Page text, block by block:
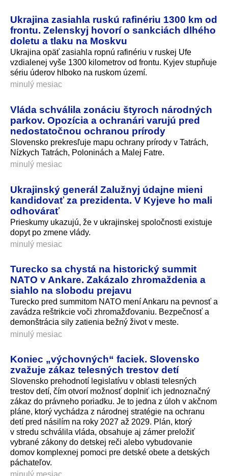
Ukrajina zasiahla ruskú rafinériu 1300 km od
frontu. Zelenskyj hovorí o sankciách dlhého
doletu a tlaku na Moskvu
Ukrajina opäť zasiahla ropnú rafinériu v ruskej Ufe
vzdialenej vyše 1300 kilometrov od frontu. Kyjev stupňuje
sériu úderov hlboko na ruskom území.
minulý mesiac
Vláda schválila zonáciu štyroch národných
parkov. Opozícia a ochranári varujú pred
nedostatočnou ochranou prírody
Slovensko prekresľuje mapu ochrany prírody v Tatrách,
Nízkych Tatrách, Poloninách a Malej Fatre.
minulý mesiac
Ukrajinský generál Zalužnyj údajne mieni
kandidovať za prezidenta. V Kyjeve ho mali
odhovárať
Prieskumy ukazujú, že v ukrajinskej spoločnosti existuje
dopyt po zmene vlády.
minulý mesiac
Turecko sa chystá na historický summit
NATO v Ankare. Zakázalo zhromaždenia a
siahlo na slobodu prejavu
Turecko pred summitom NATO mení Ankaru na pevnosť a
zavádza reštrikcie voči zhromažďovaniu. Bezpečnosť a
demonštrácia sily zatienia bežný život v meste.
minulý mesiac
Koniec „výchovných“ faciek. Slovensko
zvažuje zákaz telesných trestov detí
Slovensko prehodnotí legislatívu v oblasti telesných
trestov detí, čím otvorí možnosť doplniť ich jednoznačný
zákaz do právneho poriadku. Je to jedna z úloh v akčnom
pláne, ktorý vychádza z národnej stratégie na ochranu
detí pred násilím na roky 2027 až 2029. Plán, ktorý
v stredu schválila vláda, obsahuje aj zámer preložiť
vybrané zákony do detskej reči alebo vybudovanie
domov komplexnej pomoci pre detské obete a detských
páchateľov.